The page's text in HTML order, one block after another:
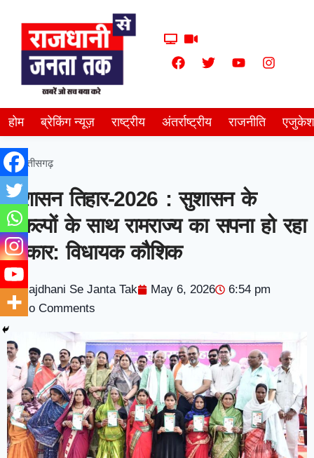
होम ब्रेकिंग न्यूज़ राष्ट्रीय अंतर्राष्ट्रीय राजनीति
छत्तीसगढ़
सुशासन तिहार-2026 : सुशासन के
संकल्पों के साथ रामराज्य का सपना हो रहा
साकार: विधायक कौशिक
Rajdhani Se Janta Tak May 6, 2026
6:54 pm
No Comments